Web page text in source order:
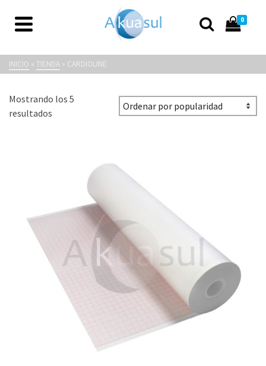
0
INICIO » TIENDA » CARDIOLINE
Mostrando los 5
resultados